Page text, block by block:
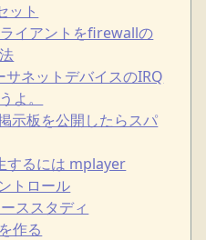
ット
イアントをfirewallの
ネットデバイスのIRQ
よ。
示板を公開したらスパ
するには mplayer
トロール
ススタディ
作る